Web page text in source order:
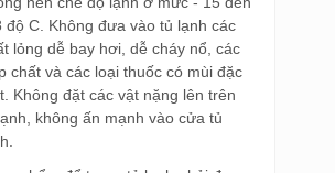
độ C. Không đưa vào tủ lạnh các
lỏng dễ bay hơi, dễ cháy nổ, các
chất và các loại thuốc có mùi đặc
Không đặt các vật nặng lên trên
không ấn mạnh vào cửa tủ